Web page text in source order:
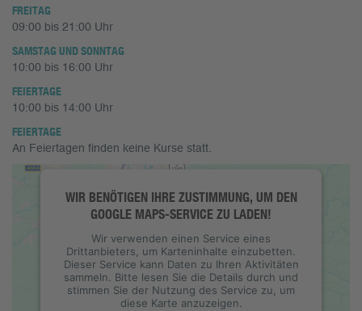
FREITAG
09:00 bis 21:00 Uhr
SAMSTAG UND SONNTAG
10:00 bis 16:00 Uhr
FEIERTAGE
10:00 bis 14:00 Uhr
FEIERTAGE
An Feiertagen finden keine Kurse statt.
WIR BENÖTIGEN IHRE ZUSTIMMUNG, UM DEN
GOOGLE MAPS-SERVICE ZU LADEN!
Wir verwenden einen Service eines
Drittanbieters, um Karteninhalte einzubetten.
Dieser Service kann Daten zu Ihren Aktivitäten
sammeln. Bitte lesen Sie die Details durch und
stimmen Sie der Nutzung des Service zu, um
diese Karte anzuzeigen.